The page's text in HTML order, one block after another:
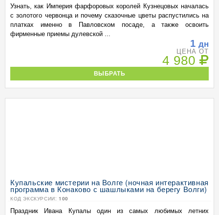
Узнать, как Империя фарфоровых королей Кузнецовых началась
с золотого червонца и почему сказочные цветы распустились на
платках именно в Павловском посаде, а также освоить
фирменные приемы дулевской ...
1 дн
ЦЕНА ОТ
4 980
ВЫБРАТЬ
Купальские мистерии на Волге (ночная интерактивная
программа в Конаково с шашлыками на берегу Волги)
КОД ЭКСКУРСИИ: 100
Праздник Ивана Купалы один из самых любимых летних